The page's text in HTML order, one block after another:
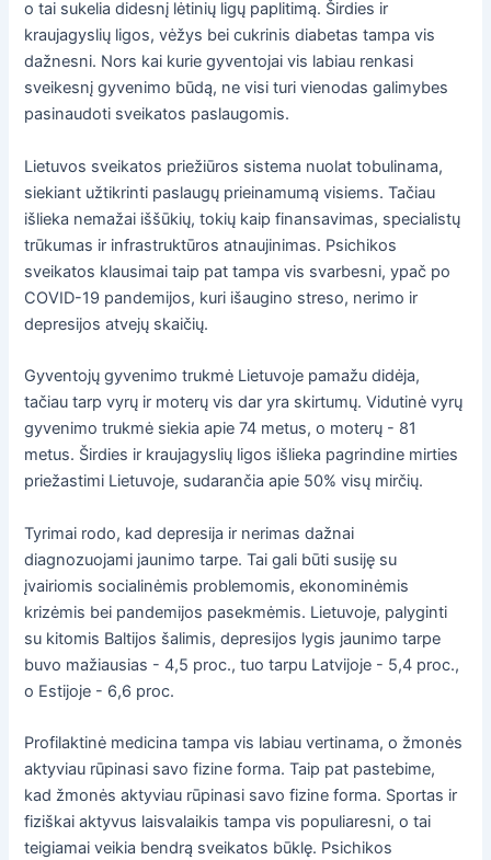
o tai sukelia didesnį lėtinių ligų paplitimą. Širdies ir
kraujagyslių ligos, vėžys bei cukrinis diabetas tampa vis
dažnesni. Nors kai kurie gyventojai vis labiau renkasi
sveikesnį gyvenimo būdą, ne visi turi vienodas galimybes
pasinaudoti sveikatos paslaugomis.
Lietuvos sveikatos priežiūros sistema nuolat tobulinama,
siekiant užtikrinti paslaugų prieinamumą visiems. Tačiau
išlieka nemažai iššūkių, tokių kaip finansavimas, specialistų
trūkumas ir infrastruktūros atnaujinimas. Psichikos
sveikatos klausimai taip pat tampa vis svarbesni, ypač po
COVID-19 pandemijos, kuri išaugino streso, nerimo ir
depresijos atvejų skaičių.
Gyventojų gyvenimo trukmė Lietuvoje pamažu didėja,
tačiau tarp vyrų ir moterų vis dar yra skirtumų. Vidutinė vyrų
gyvenimo trukmė siekia apie 74 metus, o moterų - 81
metus. Širdies ir kraujagyslių ligos išlieka pagrindine mirties
priežastimi Lietuvoje, sudarančia apie 50% visų mirčių.
Tyrimai rodo, kad depresija ir nerimas dažnai
diagnozuojami jaunimo tarpe. Tai gali būti susiję su
įvairiomis socialinėmis problemomis, ekonominėmis
krizėmis bei pandemijos pasekmėmis. Lietuvoje, palyginti
su kitomis Baltijos šalimis, depresijos lygis jaunimo tarpe
buvo mažiausias - 4,5 proc., tuo tarpu Latvijoje - 5,4 proc.,
o Estijoje - 6,6 proc.
Profilaktinė medicina tampa vis labiau vertinama, o žmonės
aktyviau rūpinasi savo fizine forma. Taip pat pastebime,
kad žmonės aktyviau rūpinasi savo fizine forma. Sportas ir
fiziškai aktyvus laisvalaikis tampa vis populiaresni, o tai
teigiamai veikia bendrą sveikatos būklę. Psichikos